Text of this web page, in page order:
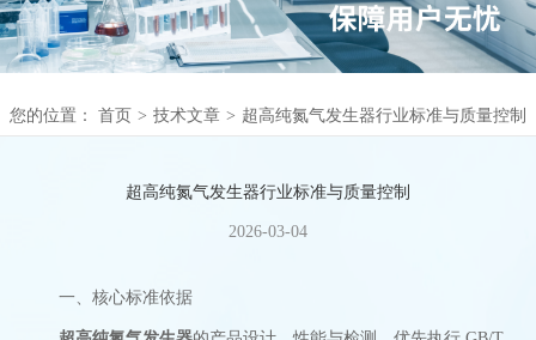
您的位置： 首页 > 技术文章 > 超高纯氮气发生器行业标准与质量控制
超高纯氮气发生器行业标准与质量控制
2026-03-04
一、核心标准依据